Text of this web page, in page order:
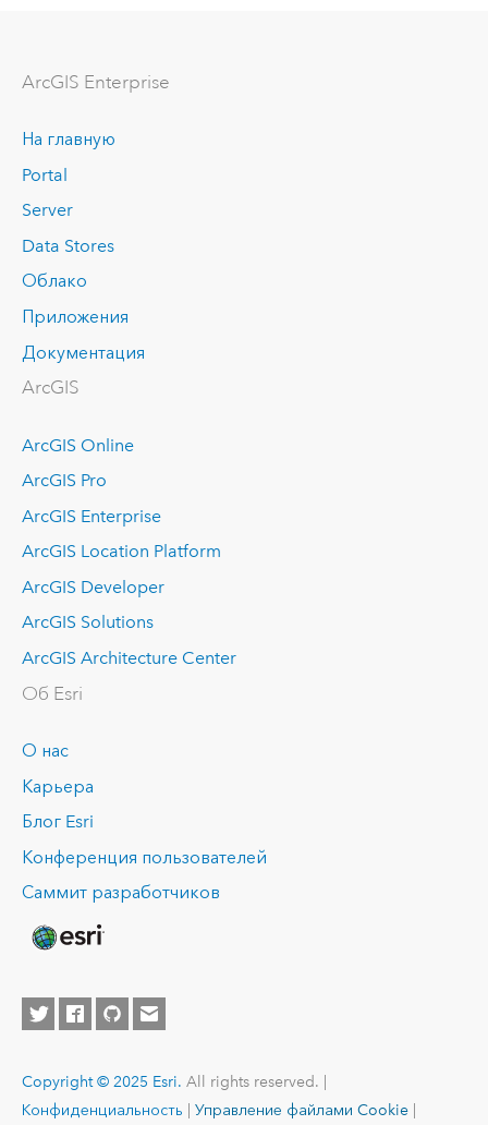
ArcGIS Enterprise
На главную
Portal
Server
Data Stores
Облако
Приложения
Документация
ArcGIS
ArcGIS Online
ArcGIS Pro
ArcGIS Enterprise
ArcGIS Location Platform
ArcGIS Developer
ArcGIS Solutions
ArcGIS Architecture Center
Об Esri
О нас
Карьера
Блог Esri
Конференция пользователей
Саммит разработчиков
Copyright © 2025 Esri. All rights reserved. |
Конфиденциальность
Управление файлами Cookie